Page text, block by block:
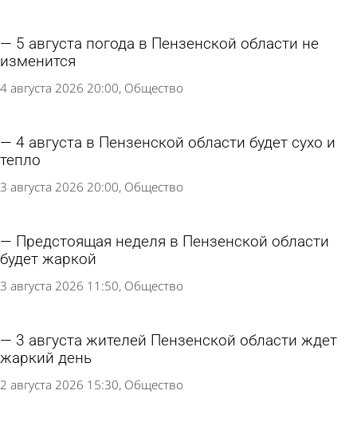
5 августа погода в Пензенской области не
изменится
4 августа 2026 20:00 Общество
4 августа в Пензенской области будет сухо и
тепло
3 августа 2026 20:00 Общество
Предстоящая неделя в Пензенской области
будет жаркой
3 августа 2026 11:50 Общество
3 августа жителей Пензенской области ждет
жаркий день
2 августа 2026 15:30 Общество